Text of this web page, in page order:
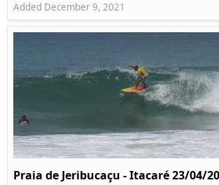
Added December 9, 2021
Praia de Jeribucaçu - Itacaré 23/04/